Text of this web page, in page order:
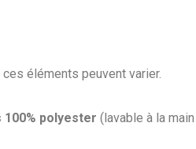
éléments peuvent varier.
100% polyester (lavable à la